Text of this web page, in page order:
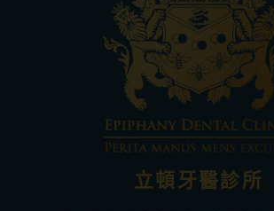
立頓牙醫診所